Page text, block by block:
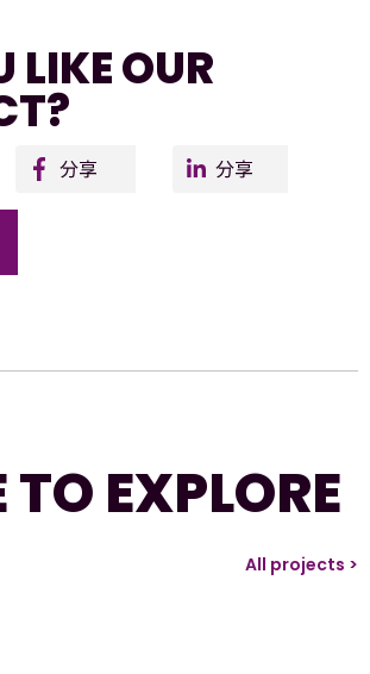
LIKE OUR
Twitter Facebo
TO EXPLORE
All projects >